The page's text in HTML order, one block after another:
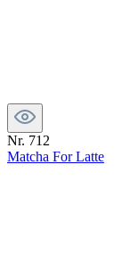
Nr. 712
Matcha For Latte